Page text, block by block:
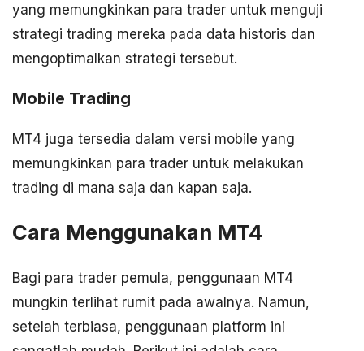
yang memungkinkan para trader untuk menguji
strategi trading mereka pada data historis dan
mengoptimalkan strategi tersebut.
Mobile Trading
MT4 juga tersedia dalam versi mobile yang
memungkinkan para trader untuk melakukan
trading di mana saja dan kapan saja.
Cara Menggunakan MT4
Bagi para trader pemula, penggunaan MT4
mungkin terlihat rumit pada awalnya. Namun,
setelah terbiasa, penggunaan platform ini